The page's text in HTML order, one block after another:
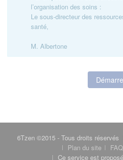
l’organisation des soins :
Le sous-directeur des
santé,
M. Albertone
6Tzen ©2015 - Tous droits réservés
Plan du site
FAQ
Ce service est